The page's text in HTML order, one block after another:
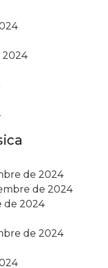
2024
de 2024
de 2024
de 2024
de 2024